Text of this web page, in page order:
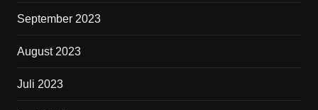
September 2023
August 2023
Juli 2023